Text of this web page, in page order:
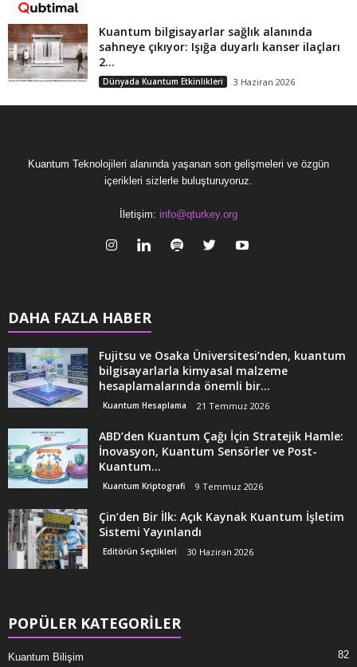
Kuantum bilgisayarlar sağlık alanında
sahneye çıkıyor: Işığa duyarlı kanser ilaçları
2...
Dünyada Kuantum Etkinlikleri 3 Haziran 2026
Kuantum Teknolojileri alanında yaşanan son gelişmeleri ve özgün
içerikleri sizlerle buluşturuyoruz.
İletişim: info@qturkey.org
DAHA FAZLA HABER
Fujitsu ve Osaka Üniversitesi’nden, kuantum
bilgisayarlarla kimyasal malzeme
hesaplamalarında önemli bir...
Kuantum Hesaplama 21 Temmuz 2026
ABD’den Kuantum Çağı İçin Stratejik Hamle:
İnovasyon, Kuantum Sensörler ve Post-
Kuantum...
Kuantum Kriptografi 9 Temmuz 2026
Çin’den Bir İlk: Açık Kaynak Kuantum İşletim
Sistemi Yayınlandı
Editörün Seçtikleri 30 Haziran 2026
POPÜLER KATEGORİLER
Kuantum Bilişim 82